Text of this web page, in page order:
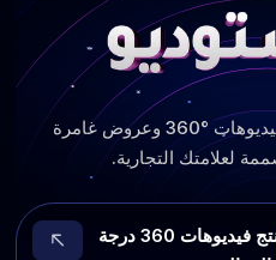
حوّل أفكارك إلى حقيقة مع فيديوهات °360 وعروض غامرة
لعلامتك التجارية.
أنتج فيديوهات 360 درجة